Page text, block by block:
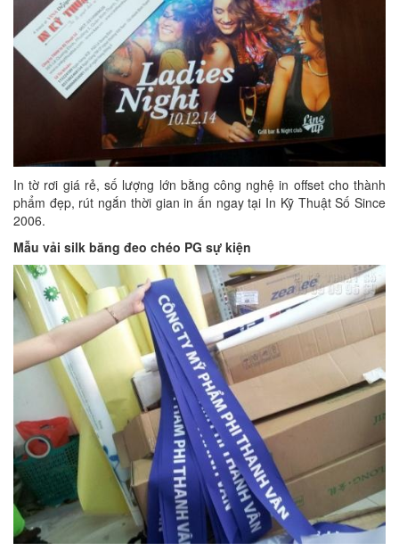
In tờ rơi giá rẻ, số lượng lớn bằng công nghệ in offset cho thành
phẩm đẹp, rút ngắn thời gian in ấn ngay tại In Kỹ Thuật Số Since
2006.
Mẫu vải silk băng đeo chéo PG sự kiện